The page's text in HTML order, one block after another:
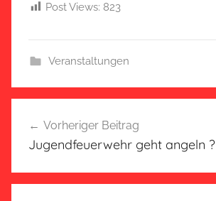
Post Views: 823
Veranstaltungen
Vorheriger Beitrag
Jugendfeuerwehr geht angeln ?